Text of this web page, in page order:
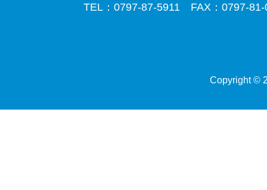
TEL：0797-87-5911 FAX：0797-81-
Copyright ©